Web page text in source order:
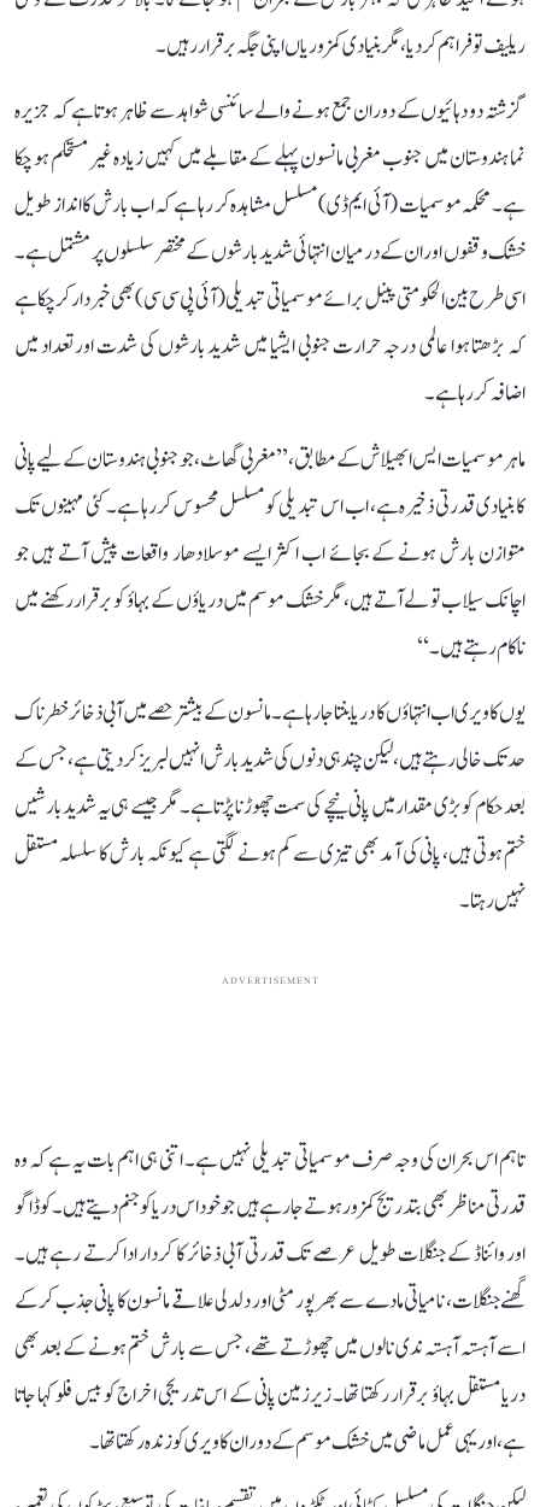
ریلیف تو فراہم کر دیا، مگر بنیادی کمزوریاں اپنی جگہ برقرار رہیں۔
گزشتہ دو دہائیوں کے دوران جمع ہونے والے سائنسی شواہد سے ظاہر ہوتا ہے کہ جزیرہ
نما ہندوستان میں جنوب مغربی مانسون پہلے کے مقابلے میں کہیں زیادہ غیر مستحکم ہو چکا
ہے۔ محکمہ موسمیات (آئی ایم ڈی) مسلسل مشاہدہ کر رہا ہے کہ اب بارش کا انداز طویل
خشک وقفوں اور ان کے درمیان انتہائی شدید بارشوں کے مختصر سلسلوں پر مشتمل ہے۔
اسی طرح بین الحکومتی پینل برائے موسمیاتی تبدیلی (آئی پی سی سی) بھی خبردار کر چکا ہے
کہ بڑھتا ہوا عالمی درجہ حرارت جنوبی ایشیا میں شدید بارشوں کی شدت اور تعداد میں
اضافہ کر رہا ہے۔
ماہر موسمیات ایس ابھیلاش کے مطابق، ’’مغربی گھاٹ، جو جنوبی ہندوستان کے لیے پانی
کا بنیادی قدرتی ذخیرہ ہے، اب اس تبدیلی کو مسلسل محسوس کر رہا ہے۔ کئی مہینوں تک
متوازن بارش ہونے کے بجائے اب اکثر ایسے موسلادھار واقعات پیش آتے ہیں جو
اچانک سیلاب تو لے آتے ہیں، مگر خشک موسم میں دریاؤں کے بہاؤ کو برقرار رکھنے میں
ناکام رہتے ہیں۔‘‘
یوں کاویری اب انتہاؤں کا دریا بنتا جا رہا ہے۔ مانسون کے بیشتر حصے میں آبی ذخائر خطرناک
حد تک خالی رہتے ہیں، لیکن چند ہی دنوں کی شدید بارش انہیں لبریز کر دیتی ہے، جس کے
بعد حکام کو بڑی مقدار میں پانی نیچے کی سمت چھوڑنا پڑتا ہے۔ مگر جیسے ہی یہ شدید بارشیں
ختم ہوتی ہیں، پانی کی آمد بھی تیزی سے کم ہونے لگتی ہے کیونکہ بارش کا سلسلہ مستقل
نہیں رہتا۔
ADVERTISEMENT
تاہم اس بحران کی وجہ صرف موسمیاتی تبدیلی نہیں ہے۔ اتنی ہی اہم بات یہ ہے کہ وہ
قدرتی مناظر بھی بتدریج کمزور ہوتے جا رہے ہیں جو خود اس دریا کو جنم دیتے ہیں۔ کوڈاگو
اور وائناڈ کے جنگلات طویل عرصے تک قدرتی آبی ذخائر کا کردار ادا کرتے رہے ہیں۔
گھنے جنگلات، نامیاتی مادے سے بھرپور مٹی اور دلدلی علاقے مانسون کا پانی جذب کر کے
اسے آہستہ آہستہ ندی نالوں میں چھوڑتے تھے، جس سے بارش ختم ہونے کے بعد بھی
دریا مستقل بہاؤ برقرار رکھتا تھا۔ زیرزمین پانی کے اس تدریجی اخراج کو بیس فلو کہا جاتا
ہے، اور یہی عمل ماضی میں خشک موسم کے دوران کاویری کو زندہ رکھتا تھا۔